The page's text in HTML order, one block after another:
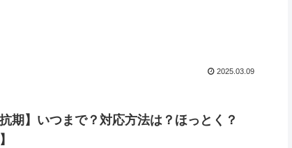
2025.03.09
抗期】いつまで？対応方法は？ほっとく？